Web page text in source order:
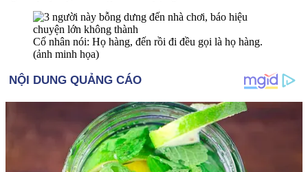
Cổ nhân nói: Họ hàng, đến rồi đi đều gọi là họ hàng.
(ảnh minh họa)